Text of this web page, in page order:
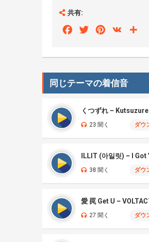
共有:
FacebookTwitterPinterest
VK
同じテーマの着信音
くつずれ – Kutsuzure
23 聞く ダウ
38 聞く ダウ
愛 罠 Get U –
27 聞く ダウ